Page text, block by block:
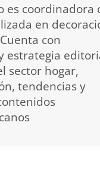
es coordinadora
en
con
estrategia
sector hogar,
tendencias y